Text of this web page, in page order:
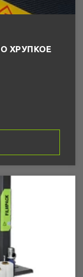
ХРУПКОЕ